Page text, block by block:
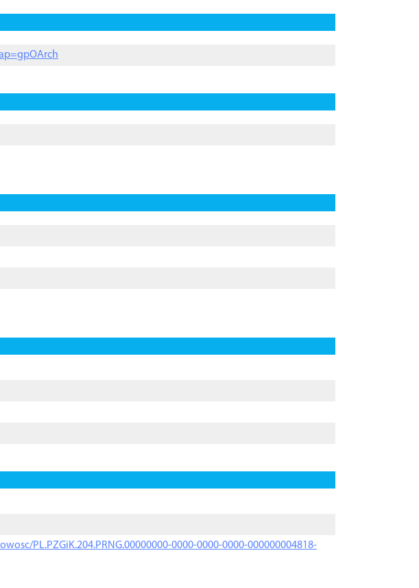
PL.PZGiK.204.PRNG.00000000-0000-0000-0000-000000004818-